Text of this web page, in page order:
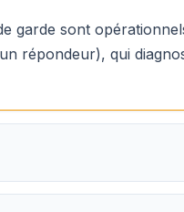
garde sont
répondeur), qui